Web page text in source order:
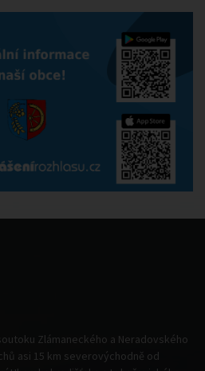
Zlámaneckého a Neradovského
asi 15 km severovýchodně od